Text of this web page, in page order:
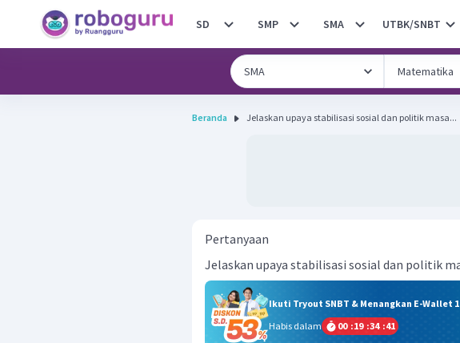
SD SMP SMA UTBK/SNBT
Beranda Jelaskan upaya stabilisasi sosial dan politik masa...
Pertanyaan
Jelaskan upaya stabilisasi sosial dan politik
Ikuti Tryout SNBT & Menangkan E-Wallet
Habis dalam
00 :19 :34 :40